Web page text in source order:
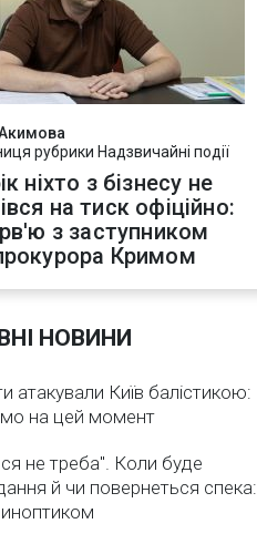
рубрики Надзвичайні події
ніхто з бізнесу не
на тиск офіційно:
з заступником
Кримом
НОВИНИ
атакували Київ балістикою:
на цей момент
не треба". Коли буде
й чи повернеться спека: